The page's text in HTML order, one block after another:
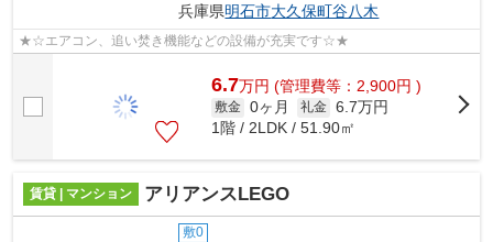
兵庫県明石市大久保町谷八木
★☆エアコン、追い焚き機能などの設備が充実です☆★
6.7万円 (管理費等：2,900円 )
敷金 0ヶ月 礼金 6.7万円
1階 / 2LDK / 51.90㎡
賃貸 | マンション アリアンスLEGO
敷0